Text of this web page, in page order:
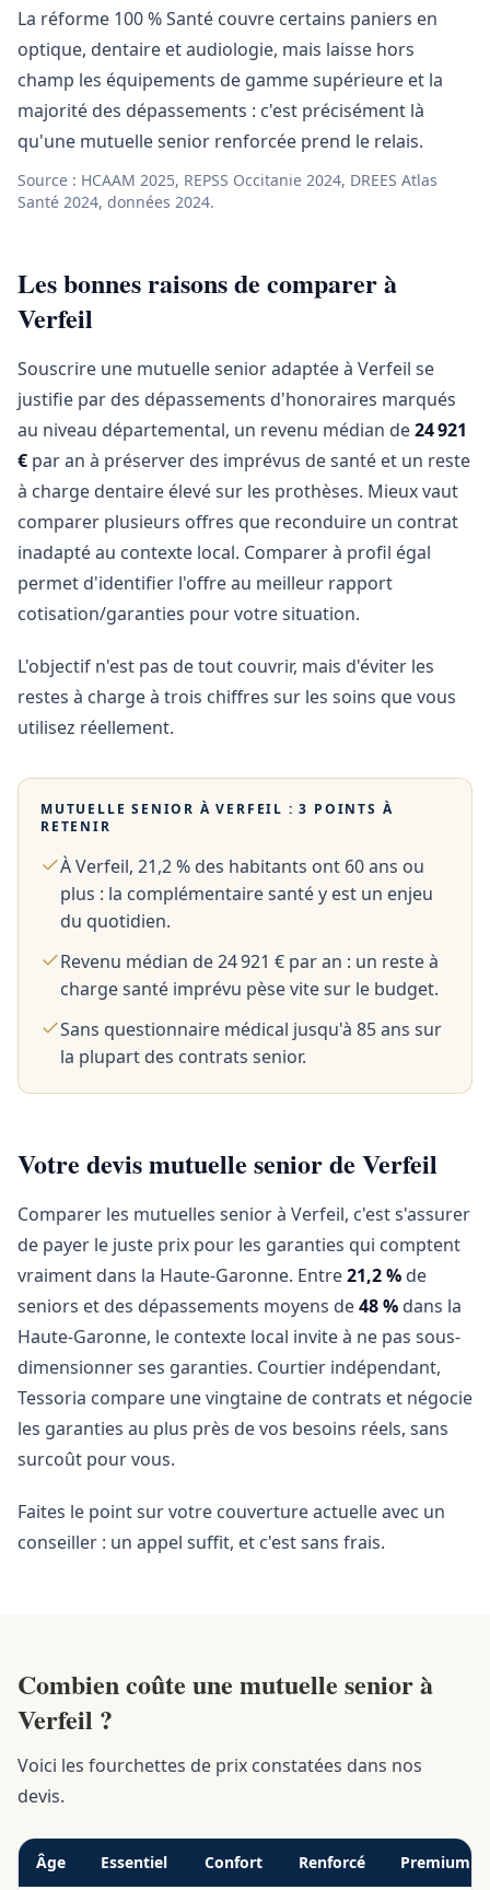
La réforme 100 % Santé couvre certains paniers en
optique, dentaire et audiologie, mais laisse hors
champ les équipements de gamme supérieure et la
majorité des dépassements : c'est précisément là
qu'une mutuelle senior renforcée prend le relais.
Source : HCAAM 2025, REPSS Occitanie 2024, DREES Atlas
Santé 2024, données 2024.
Les bonnes raisons de comparer à
Verfeil
Souscrire une mutuelle senior adaptée à Verfeil se
justifie par des dépassements d'honoraires marqués
au niveau départemental, un revenu médian de24 921
€ par an à préserver des imprévus de santé et un reste
à charge dentaire élevé sur les prothèses. Mieux vaut
comparer plusieurs offres que reconduire un contrat
inadapté au contexte local. Comparer à profil égal
permet d'identifier l'offre au meilleur rapport
cotisation/garanties pour votre situation.
L'objectif n'est pas de tout couvrir, mais d'éviter les
restes à charge à trois chiffres sur les soins que vous
utilisez réellement.
MUTUELLE SENIOR ÀVERFEIL : 3 POINTS À
RETENIR
À Verfeil, 21,2 % des habitants ont 60 ans ou
plus : la complémentaire santé y est un enjeu
du quotidien.
Revenu médian de 24 921 € par an : un reste à
charge santé imprévu pèse vite sur le budget.
Sans questionnaire médical jusqu'à 85 ans sur
la plupart des contrats senior.
Votre devis mutuelle senior de Verfeil
Comparer les mutuelles senior à Verfeil, c'est s'assurer
de payer le juste prix pour les garanties qui comptent
vraiment dans la Haute-Garonne. Entre21,2 % de
seniors et des dépassements moyens de48 % dans la
Haute-Garonne, le contexte local invite à ne pas sous-
dimensionner ses garanties. Courtier indépendant,
Tessoria compare une vingtaine de contrats et négocie
les garanties au plus près de vos besoins réels, sans
surcoût pour vous.
Faites le point sur votre couverture actuelle avec un
conseiller : un appel suffit, et c'est sans frais.
Combien coûte une mutuelle senior à
Verfeil ?
Voici les fourchettes de prix constatées dans nos
devis.
Âge Essentiel Confort Renforcé Premium